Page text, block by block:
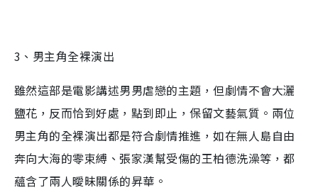
3、男主角全裸演出
雖然這部是電影講述男男虐戀的主題，但劇情不會大灑
鹽花，反而恰到好處，點到即止，保留文藝氣質。兩位
男主角的全裸演出都是符合劇情推進，如在無人島自由
奔向大海的零束縛、張家漢幫受傷的王柏德洗澡等，都
蘊含了兩人曖昧關係的昇華。